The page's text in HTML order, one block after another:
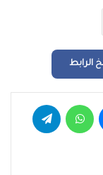
الرابط
ماسنجر واتساب